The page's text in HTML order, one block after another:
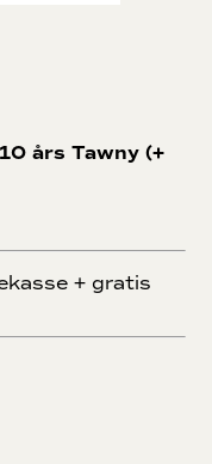
års Tawny (+
+ gratis